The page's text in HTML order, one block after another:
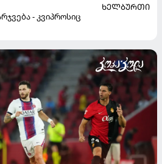
ᲮᲔᲚᲑᲣᲠᲗᲘ
- კვიპროსიც